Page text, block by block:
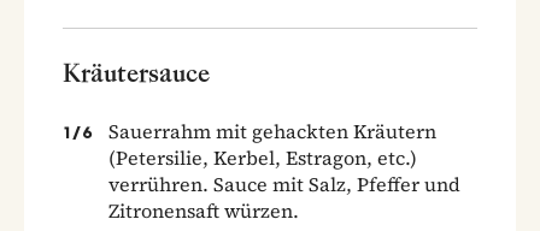
Kräutersauce
1 /6
Sauerrahm mit gehackten Kräutern
(Petersilie, Kerbel, Estragon, etc.)
verrühren. Sauce mit Salz, Pfeffer und
Zitronensaft würzen.